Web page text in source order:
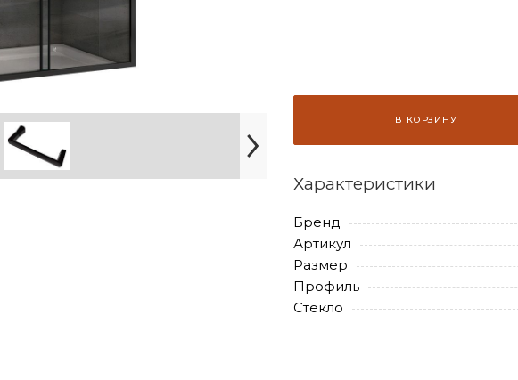
В КОРЗИНУ
Характеристики
Бренд
Артикул
Размер
Профиль
Стекло